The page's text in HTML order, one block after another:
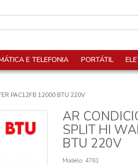
E TELEFONIA PORTÁTIL
PAC12FB 12000 BTU 220V
AR
SPLIT HI
BTU 220V
Modelo: 4761